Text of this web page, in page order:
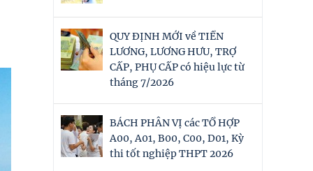
QUY ĐỊNH MỚI về TIỀN
LƯƠNG, LƯƠNG HƯU, TRỢ
CẤP, PHỤ CẤP có hiệu lực từ
tháng 7/2026
BÁCH PHÂN VỊ các TỔ HỢP
A00, A01, B00, C00, D01, Kỳ
thi tốt nghiệp THPT 2026